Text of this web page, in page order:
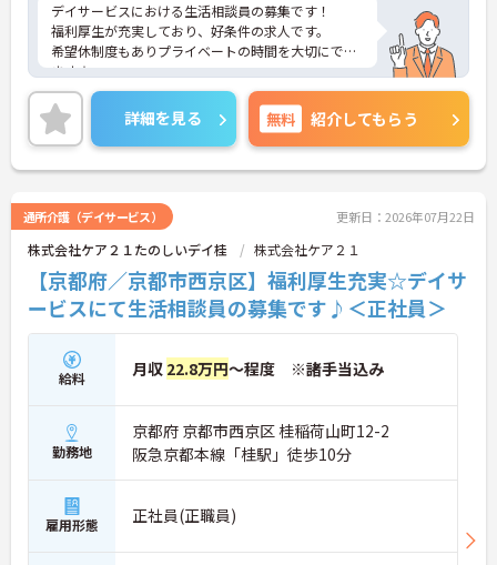
デイサービスにおける生活相談員の募集です！
福利厚生が充実しており、好条件の求人です。
希望休制度もありプライベートの時間を大切にでき
ます☆
ご興味のある方には、面接対策ポイントなど、さら
に詳細をお話しいたしますのでお気軽にご相談くだ
さい！
詳細を見る 無料 紹介してもらう
通所介護（デイサービス） 更新日：2026年07月22日
株式会社ケア２１たのしいデイ桂 株式会社ケア２１
【京都府／京都市西京区】福利厚生充実☆デイサ
ービスにて生活相談員の募集です♪＜正社員＞
給料 月収 22.8万円～程度 ※諸手当込み
勤務地
京都府 京都市西京区 桂稲荷山町12-2
阪急京都本線「桂駅」徒歩10分
雇用形態 正社員(正職員)